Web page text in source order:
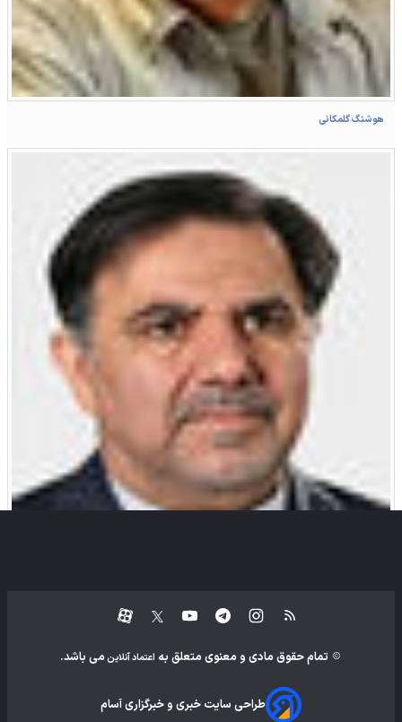
هوشنگ گلمکانی
تمام حقوق مادی و معنوی متعلق به اعتماد آنلاین می باشد.
طراحی سایت خبری و خبرگزاری آسام